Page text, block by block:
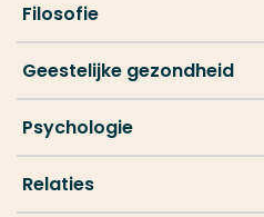
Filosofie
Geestelijke gezondheid
Psychologie
Relaties